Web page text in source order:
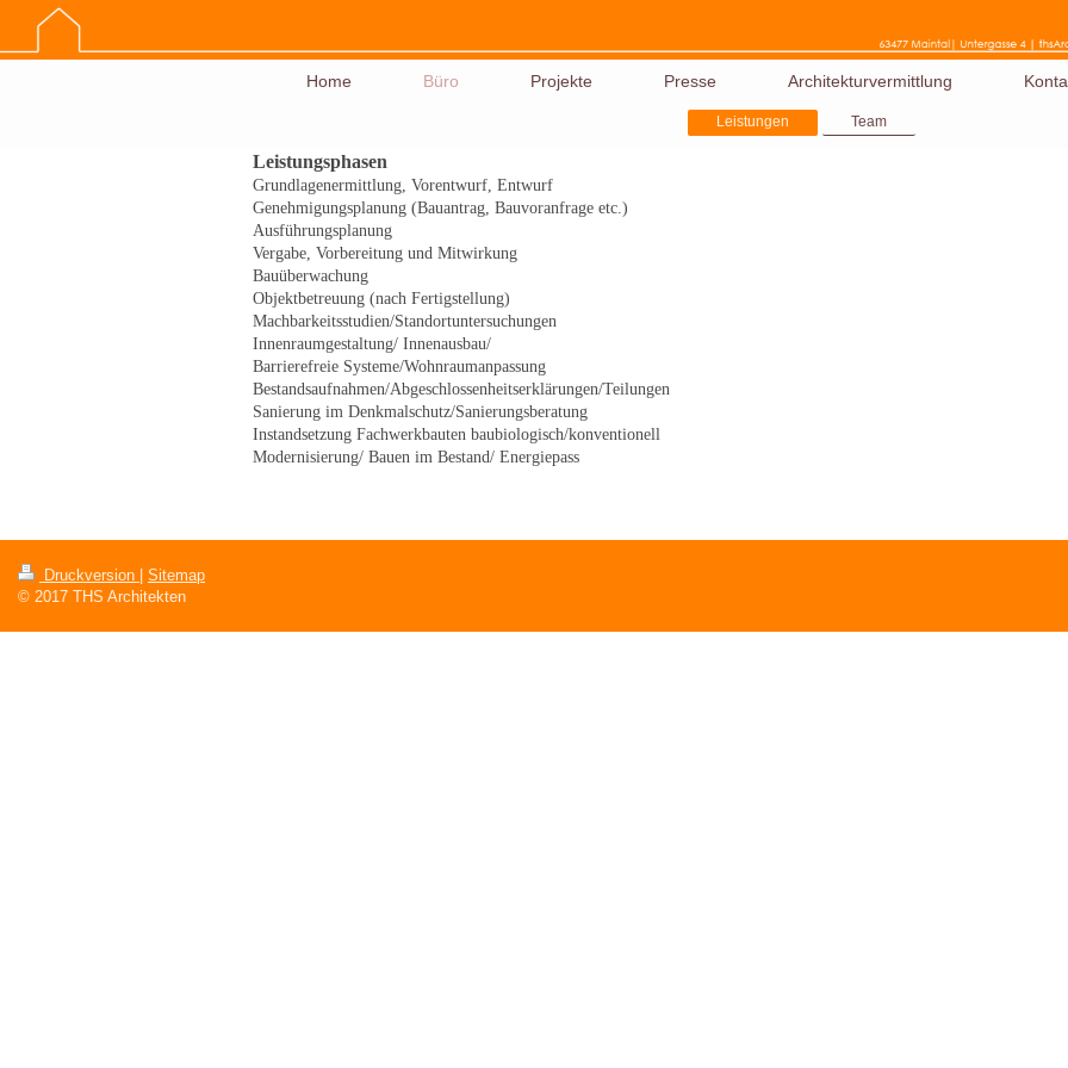
Home Büro Projekte Presse Architekturvermittlung
Leistungen Team
Leistungsphasen
Grundlagenermittlung, Vorentwurf, Entwurf
Genehmigungsplanung (Bauantrag, Bauvoranfrage etc.)
Ausführungsplanung
Vergabe, Vorbereitung und Mitwirkung
Bauüberwachung
Objektbetreuung (nach Fertigstellung)
Machbarkeitsstudien/Standortuntersuchungen
Innenraumgestaltung/ Innenausbau/
Barrierefreie Systeme/Wohnraumanpassung
Bestandsaufnahmen/Abgeschlossenheitserklärungen/Teilungen
Sanierung im Denkmalschutz/Sanierungsberatung
Instandsetzung Fachwerkbauten baubiologisch/konventionell
Modernisierung/ Bauen im Bestand/ Energiepass
Druckversion
Sitemap
© 2017 THS Architekten